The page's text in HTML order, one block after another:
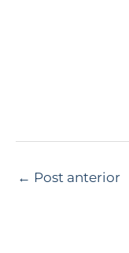
← Post anterior